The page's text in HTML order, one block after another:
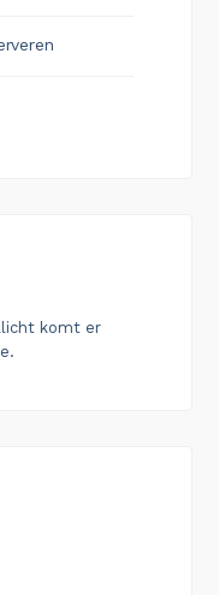
komt er